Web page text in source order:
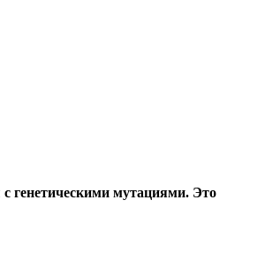
генетическими мутациями. Это